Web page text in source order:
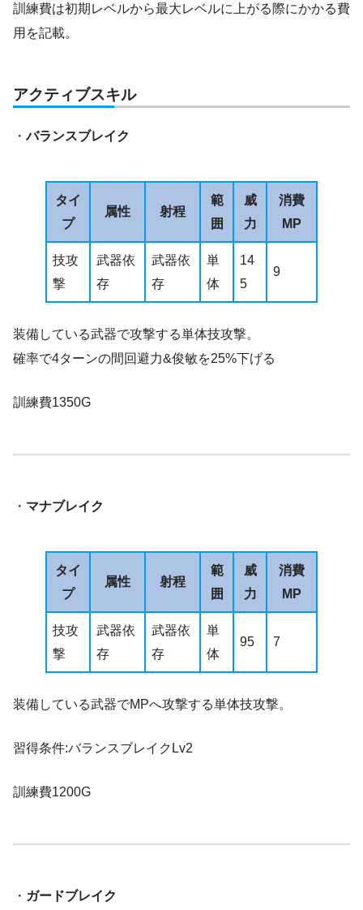
訓練費は初期レベルから最大レベルに上がる際にかかる費
用を記載。
アクティブスキル
・バランスブレイク
タイ
プ
属性 射程
範
囲
威
力
消費
MP
技攻
撃
武器依
存
武器依
存
単
体
14
5
9
装備している武器で攻撃する単体技攻撃。
確率で4ターンの間回避力&俊敏を25%下げる
訓練費1350G
・ マナブレイク
タイ
プ
属性 射程
範
囲
威
力
消費
MP
技攻
撃
武器依
存
武器依
存
単
体
95 7
装備している武器でMPへ攻撃する単体技攻撃。
習得条件:バランスブレイクLv2
訓練費1200G
・ ガードブレイク